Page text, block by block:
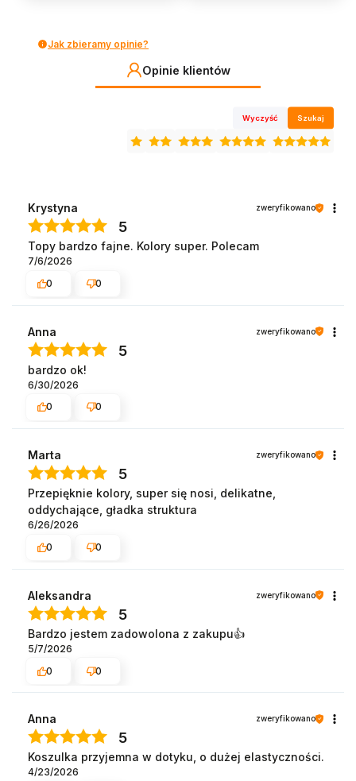
Jak zbieramy opinie?
Opinie klientów
Wyczyść Szukaj
Krystyna zweryfikowano
5
Topy bardzo fajne. Kolory super. Polecam
7/6/2026
0
0
Anna zweryfikowano
5
bardzo ok!
6/30/2026
0
0
Marta zweryfikowano
5
Przepięknie kolory, super się nosi, delikatne,
oddychające, gładka struktura
6/26/2026
0
0
Aleksandra zweryfikowano
5
Bardzo jestem zadowolona z zakupu👍️
5/7/2026
0
0
Anna zweryfikowano
5
Koszulka przyjemna w dotyku, o dużej elastyczności.
4/23/2026